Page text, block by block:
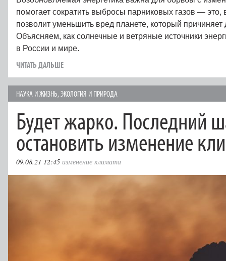
помогает сократить выбросы парниковых газов — это,
позволит уменьшить вред планете, который причиняет
Объясняем, как солнечные и ветряные источники
в России и мире.
ЧИТАТЬ ДАЛЬШЕ
НАУКА И ЖИЗНЬ,ЭКОЛОГИЯ И ПРИРОДА
Будет жарко. Последний
остановить изменение
09.08.21 12:45 изменение климата